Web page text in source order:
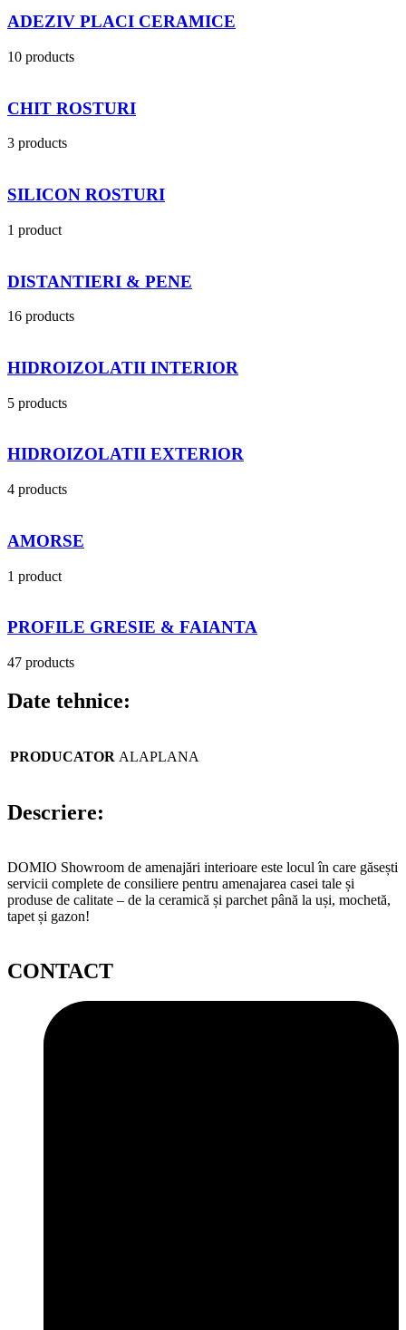
ADEZIV PLACI CERAMICE
10 products
CHIT ROSTURI
3 products
SILICON ROSTURI
1 product
DISTANTIERI & PENE
16 products
HIDROIZOLATII INTERIOR
5 products
HIDROIZOLATII EXTERIOR
4 products
AMORSE
1 product
PROFILE GRESIE & FAIANTA
47 products
Date tehnice:
PRODUCATOR ALAPLANA
Descriere:
DOMIO Showroom de amenajări interioare este locul în care găsești
servicii complete de consiliere pentru amenajarea casei tale și
produse de calitate – de la ceramică și parchet până la uși, mochetă,
tapet și gazon!
CONTACT